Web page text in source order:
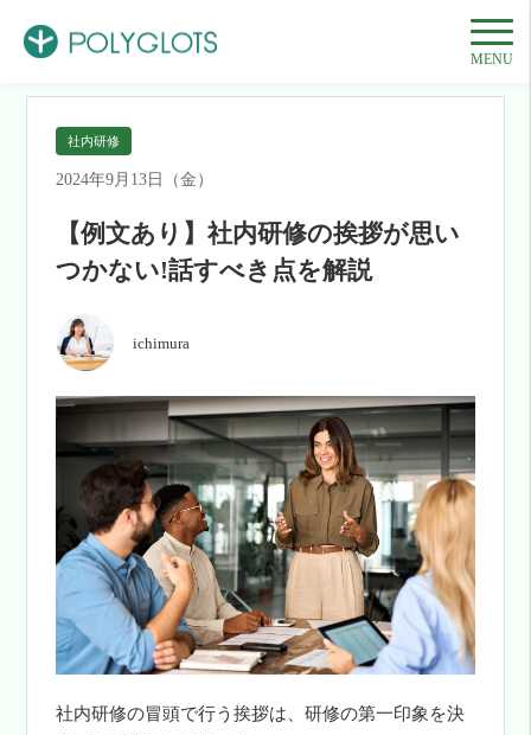
MENU
HOME 記事一覧 社内研修 【例文あり】社内研修の挨拶が思いつかない!話
社内研修
2024年9月13日（金）
【例文あり】社内研修の挨拶が思い
つかない!話すべき点を解説
ichimura
社内研修の冒頭で行う挨拶は、研修の第一印象を決